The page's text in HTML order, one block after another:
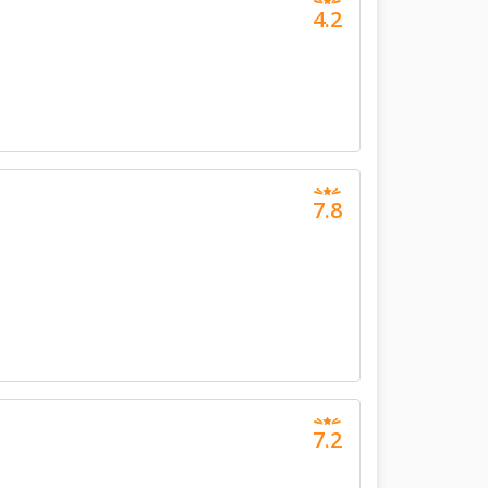
4.2
7.8
7.2